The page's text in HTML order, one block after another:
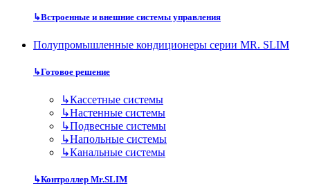
↳Встроенные и внешние системы управления
Полупромышленные кондиционеры серии MR. SLIM
↳Готовое решение
↳Кассетные системы
↳Настенные системы
↳Подвесные системы
↳Напольные системы
↳Канальные системы
↳Контроллер Mr.SLIM